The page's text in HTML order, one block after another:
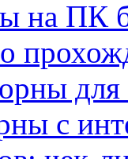
на ПК
для
с